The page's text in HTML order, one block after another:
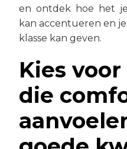
en ontdek hoe het
kan accentueren en
klasse kan geven.
Kies
die